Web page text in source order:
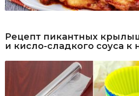
Рецепт пикантных
и кисло-сладкого соуса к